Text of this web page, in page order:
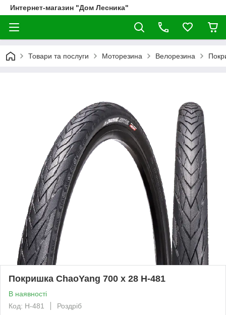
Интернет-магазин "Дом Лесника"
Товари та послуги Моторезина Велорезина
Покришка ChaoYang 700 x 28 H-481
В наявності
Код: H-481
Роздріб